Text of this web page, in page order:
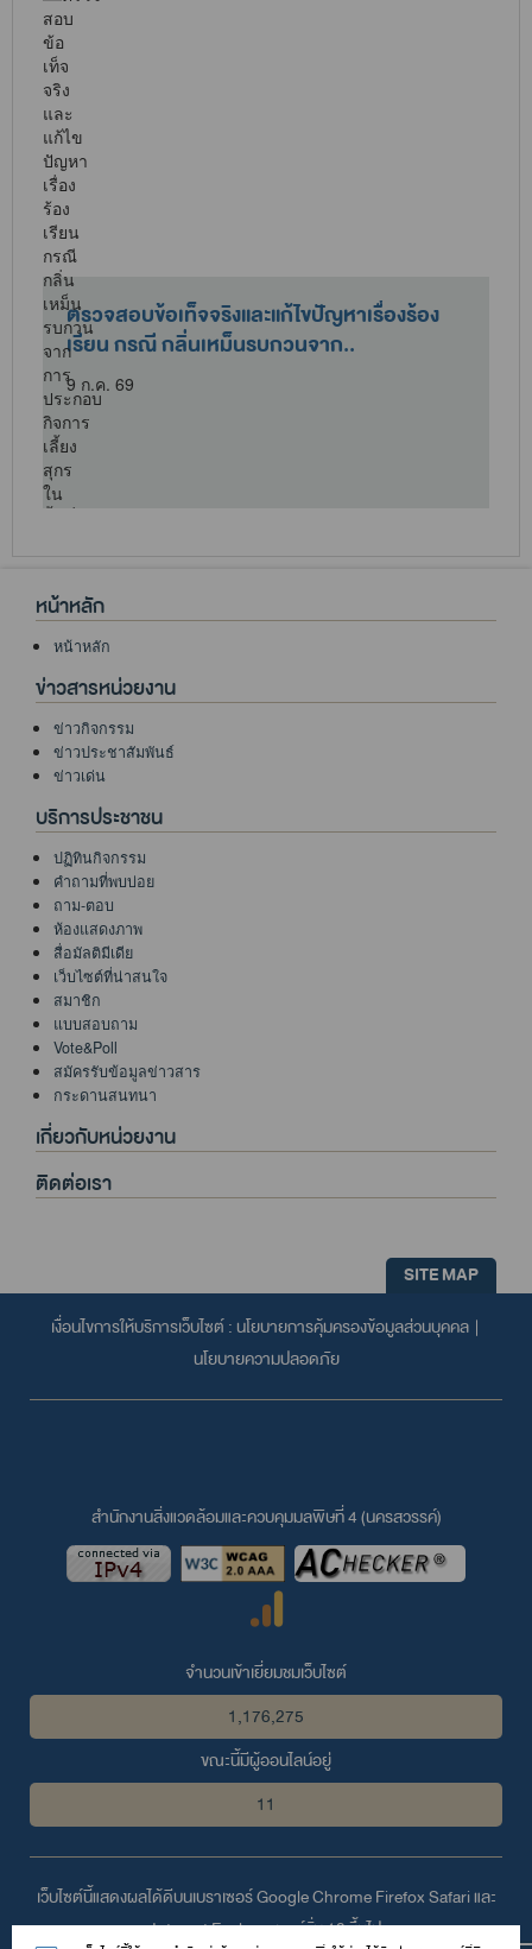
ตรวจสอบข้อเท็จจริงและแก้ไขปัญหาเรื่องร้อง
เรียน กรณี กลิ่นเหม็นรบกวนจาก..
9 ก.ค. 69
หน้าหลัก
หน้าหลัก
ข่าวสารหน่วยงาน
ข่าวกิจกรรม
ข่าวประชาสัมพันธ์
ข่าวเด่น
บริการประชาชน
ปฏิทินกิจกรรม
คำถามที่พบบ่อย
ถาม-ตอบ
ห้องแสดงภาพ
สื่อมัลติมีเดีย
เว็บไซต์ที่น่าสนใจ
สมาชิก
แบบสอบถาม
Vote&Poll
สมัครรับข้อมูลข่าวสาร
กระดานสนทนา
เกี่ยวกับหน่วยงาน
ติดต่อเรา
SITE MAP
เงื่อนไขการให้บริการเว็บไซต์ : นโยบายการคุ้มครองข้อมูลส่วนบุคคล |
นโยบายความปลอดภัย
สำนักงานสิ่งแวดล้อมและควบคุมมลพิษที่ 4 (นครสวรรค์)
จำนวนเข้าเยี่ยมชมเว็บไซต์
1,176,275
ขณะนี้มีผู้ออนไลน์อยู่
11
เว็บไซต์นี้แสดงผลได้ดีบนเบราเซอร์Google ChromeFirefoxSafariและ
Internet Explorerเวอร์ชั่น 10 ขึ้นไป